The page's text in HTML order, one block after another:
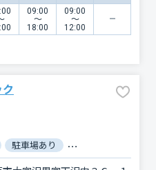
09:00
〜
18:00
09:00
〜
12:00
ク
駐車場あり バリアフリー